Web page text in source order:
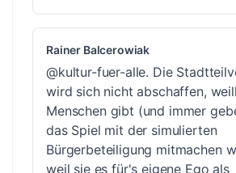
Rainer Balcerowiak
@kultur-fuer-alle. Die
wird sich nicht abschaffen,
Menschen gibt (und immer
das Spiel mit der simulierten
Bürgerbeteiligung mitmachen
weil sie es für's eigene Ego als